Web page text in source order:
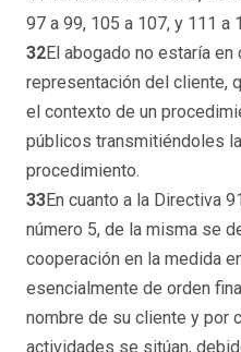
97 a 99, 105 a 107, y 111 a
32El abogado no estaría
representación del cliente,
el contexto de un
públicos transmitiéndoles
procedimiento.
33En cuanto a la Directiva
número 5, de la misma se
cooperación en la medida
esencialmente de orden
nombre de su cliente y por
actividades se sitúan,